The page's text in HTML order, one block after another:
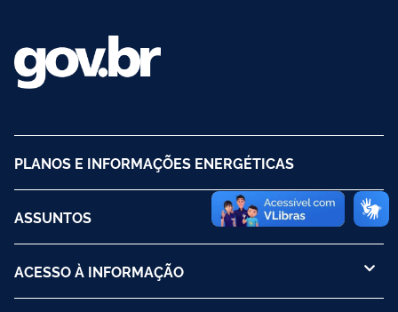
PLANOS E INFORMAÇÕES ENERGÉTICAS
ASSUNTOS
ACESSO À INFORMAÇÃO